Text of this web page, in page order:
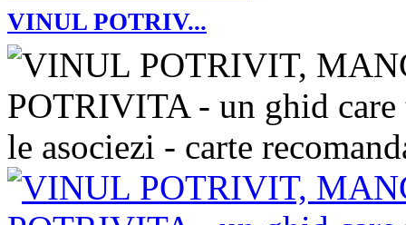
VINUL POTRIV...